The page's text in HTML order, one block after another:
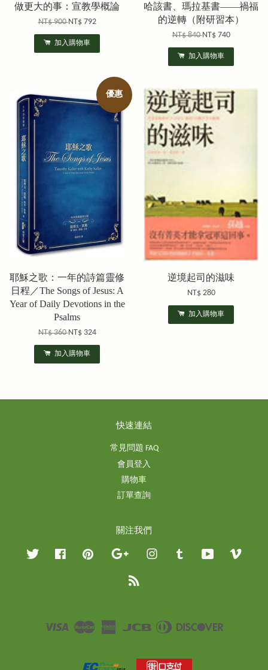
做更大的事：宣教學概論
NT$ 900NT$ 792
加入購物車
哈該書、瑪拉基書——禍福
的逆轉（附研習本）
NT$ 840NT$ 740
加入購物車
優惠
耶穌之歌：一年的詩篇靈修
日程／The Songs of Jesus: A
Year of Daily Devotions in the
Psalms
NT$ 360NT$ 324
加入購物車
逆境起司的滋味
NT$ 280
加入購物車
快速連結
常見問題 FAQ
會員登入
購物車
訂單查詢
關注我們
Twitter Facebook Pinterest Google InstagramTumblr YouTube
Visa Master
American
JCB
Diners